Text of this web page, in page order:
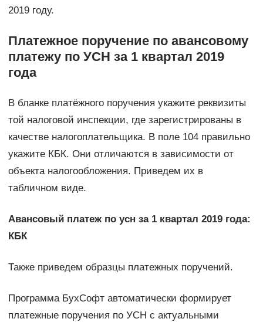
2019 году.
Платежное поручение по авансовому
платежу по УСН за 1 квартал 2019
года
В бланке платёжного поручения укажите реквизиты
той налоговой инспекции, где зарегистрированы в
качестве налогоплательщика. В поле 104 правильно
укажите КБК. Они отличаются в зависимости от
объекта налогообложения. Приведем их в
табличном виде.
Авансовый платеж по усн за 1 квартал 2019 года:
КБК
Также приведем образцы платежных поручений.
Программа БухСофт автоматически формирует
платежные поручения по УСН с актуальными